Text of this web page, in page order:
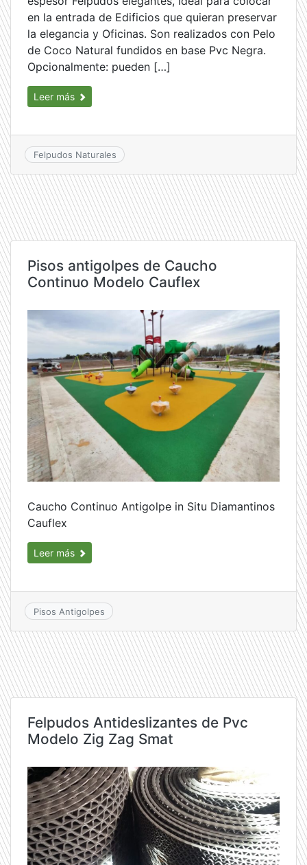
en la entrada de Edificios que quieran preservar
la elegancia y Oficinas. Son realizados con Pelo
de Coco Natural fundidos en base Pvc Negra.
Opcionalmente: pueden […]
Leer más
Felpudos Naturales
Pisos antigolpes de Caucho
Continuo Modelo Cauflex
Caucho Continuo Antigolpe in Situ Diamantinos
Cauflex
Leer más
Pisos Antigolpes
Felpudos Antideslizantes de Pvc
Modelo Zig Zag Smat